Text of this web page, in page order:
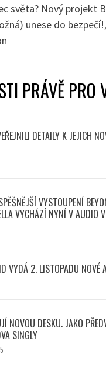
světa? Nový projekt
unese do bezpečí!,
PRÁVĚ PRO
DETAILY K JEJICH
VYSTOUPENÍ
VYCHÁZÍ NYNÍ V AUDIO
VYDÁ 2. LISTOPADU NOVÉ
NOVOU DESKU. JAKO
SINGLY